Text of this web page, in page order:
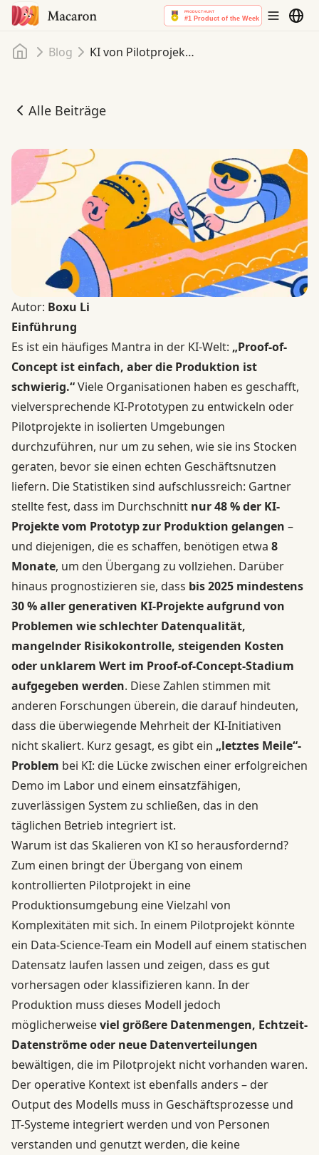
Startseite
Blog KI von Pilotprojekten zur Produktion skalieren: Erfolgsstrategien
Alle Beiträge
KI von Pilotprojekten zur Produktion skalieren:
Autor: Boxu Li
Einführung
Es ist ein häufiges Mantra in der KI-Welt: „Proof-of-
Concept ist einfach, aber die Produktion ist
schwierig.“Viele Organisationen haben es geschafft,
vielversprechende KI-Prototypen zu entwickeln oder
Pilotprojekte in isolierten Umgebungen
durchzuführen, nur um zu sehen, wie sie ins Stocken
geraten, bevor sie einen echten Geschäftsnutzen
liefern. Die Statistiken sind aufschlussreich: Gartner
stellte fest, dass im Durchschnitt nur 48 % der KI-
Projekte vom Prototyp zur Produktion gelangen –
und diejenigen, die es schaffen, benötigen etwa 8
Monate, um den Übergang zu vollziehen. Darüber
hinaus prognostizieren sie, dass bis 2025 mindestens
30 % aller generativen KI-Projekte aufgrund von
Problemen wie schlechter Datenqualität,
mangelnder Risikokontrolle, steigenden Kosten
oder unklarem Wert im Proof-of-Concept-Stadium
aufgegeben werden. Diese Zahlen stimmen mit
anderen Forschungen überein, die darauf hindeuten,
dass die überwiegende Mehrheit der KI-Initiativen
nicht skaliert. Kurz gesagt, es gibt ein „letztes Meile“-
Problem bei KI: die Lücke zwischen einer erfolgreichen
Demo im Labor und einem einsatzfähigen,
zuverlässigen System zu schließen, das in den
täglichen Betrieb integriert ist.
Warum ist das Skalieren von KI so herausfordernd?
Zum einen bringt der Übergang von einem
kontrollierten Pilotprojekt in eine
Produktionsumgebung eine Vielzahl von
Komplexitäten mit sich. In einem Pilotprojekt könnte
ein Data-Science-Team ein Modell auf einem statischen
Datensatz laufen lassen und zeigen, dass es gut
vorhersagen oder klassifizieren kann. In der
Produktion muss dieses Modell jedoch
möglicherweiseviel größere Datenmengen, Echtzeit-
Datenströme oder neue Datenverteilungen
bewältigen, die im Pilotprojekt nicht vorhanden waren.
Der operative Kontext ist ebenfalls anders – der
Output des Modells muss in Geschäftsprozesse und
IT-Systeme integriert werden und von Personen
verstanden und genutzt werden, die keine